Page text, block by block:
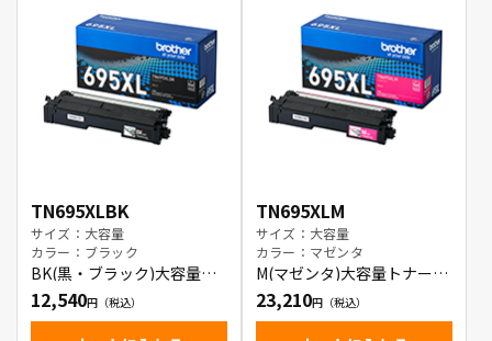
TN695XLBK
サイズ：大容量
カラー：ブラック
BK(黒・ブラック)大容量ト
ナートナーカートリッジ
12,540
TN695XLM
サイズ：大容量
カラー：マゼンタ
M(マゼンタ)大容量トナート
ナーカートリッジ
23,210